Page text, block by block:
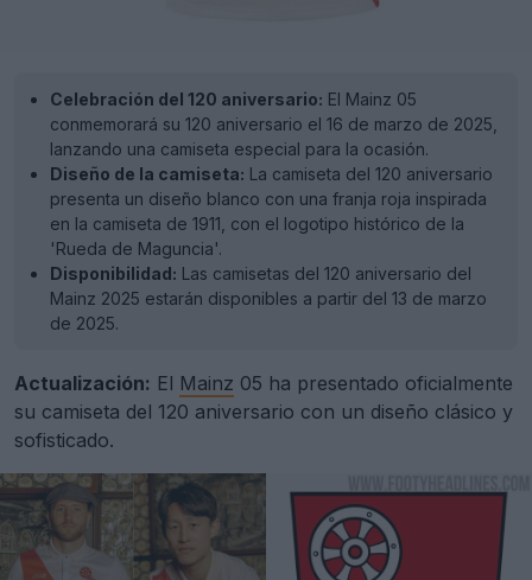
Celebración del 120 aniversario: El Mainz 05
conmemorará su 120 aniversario el 16 de marzo de 2025,
lanzando una camiseta especial para la ocasión.
Diseño de la camiseta: La camiseta del 120 aniversario
presenta un diseño blanco con una franja roja inspirada
en la camiseta de 1911, con el logotipo histórico de la
'Rueda de Maguncia'.
Disponibilidad: Las camisetas del 120 aniversario del
Mainz 2025 estarán disponibles a partir del 13 de marzo
de 2025.
Actualización: El Mainz 05 ha presentado oficialmente
su camiseta del 120 aniversario con un diseño clásico y
sofisticado.